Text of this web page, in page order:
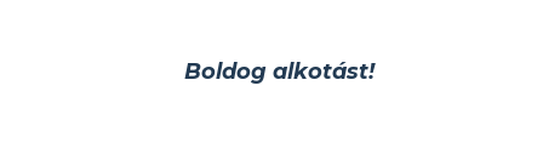
Boldog alkotást!